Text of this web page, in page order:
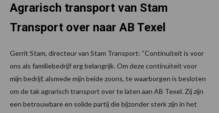
Agrarisch transport van Stam
Transport over naar AB Texel
Gerrit Stam, directeur van Stam Transport: “Continuïteit is voor
ons als familiebedrijf erg belangrijk. Om deze continuïteit voor
mijn bedrijf, alsmede mijn beide zoons, te waarborgen is besloten
om de tak agrarisch transport over te laten aan AB Texel. Zij zijn
een betrouwbare en solide partij die bijzonder sterk zijn in het